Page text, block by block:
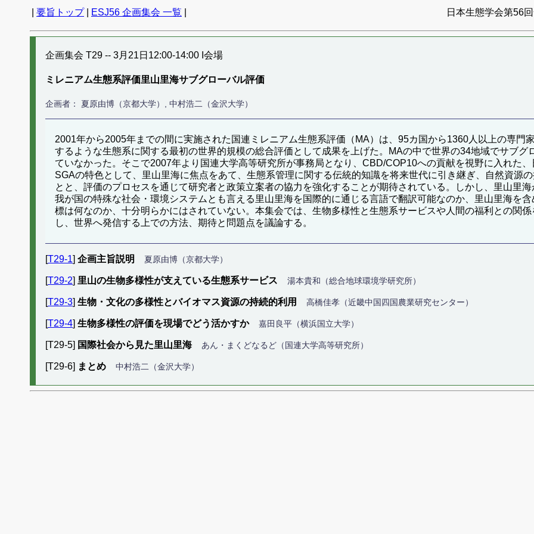
要旨トップ| ESJ56 企画集会 一覧 日本生態学会第56
企画集会 T29 -- 3月21日12:00-14:00 I会場
ミレニアム生態系評価里山里海サブグローバル評価
企画者： 夏原由博（京都大学）, 中村浩二（金沢大学）
2001年から2005年までの間に実施された国連ミレニアム生態系評価（MA）は、95カ国から1360人以上の専門
するような生態系に関する最初の世界的規模の総合評価として成果を上げた。MAの中で世界の34地域でサブ
ていなかった。そこで2007年より国連大学高等研究所が事務局となり、CBD/COP10への貢献を視野に入れた
SGAの特色として、里山里海に焦点をあて、生態系管理に関する伝統的知識を将来世代に引き継ぎ、自然資源
とと、評価のプロセスを通じて研究者と政策立案者の協力を強化することが期待されている。しかし、里山里
我が国の特殊な社会・環境システムとも言える里山里海を国際的に通じる言語で翻訳可能なのか、里山里海を
標は何なのか、十分明らかにはされていない。本集会では、生物多様性と生態系サービスや人間の福利との関
し、世界へ発信する上での方法、期待と問題点を議論する。
[T29-1] 企画主旨説明 夏原由博（京都大学）
[T29-2] 里山の生物多様性が支えている生態系サービス 湯本貴和（総合地球環境学研究所）
[T29-3] 生物・文化の多様性とバイオマス資源の持続的利用 高橋佳孝（近畿中国四国農業研究センター）
[T29-4] 生物多様性の評価を現場でどう活かすか 嘉田良平（横浜国立大学）
[T29-5] 国際社会から見た里山里海 あん・まくどなるど（国連大学高等研究所）
[T29-6] まとめ 中村浩二（金沢大学）